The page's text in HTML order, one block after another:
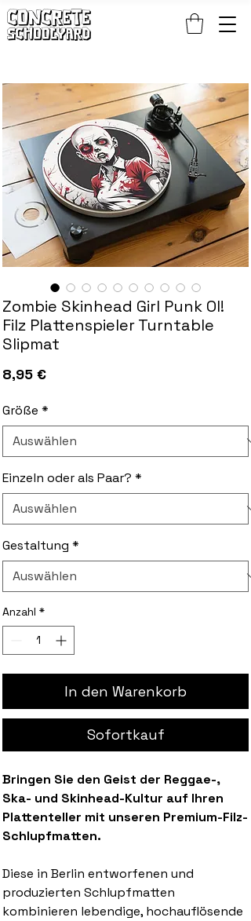
Zombie Skinhead Girl Punk OI!
Filz Plattenspieler Turntable
Slipmat
8,95 €Preis
Größe *
Einzeln oder als Paar? *
Gestaltung *
Anzahl *
In den Warenkorb
Sofortkauf
Bringen Sie den Geist der Reggae-,
Ska- und Skinhead-Kultur auf Ihren
Plattenteller mit unseren Premium-Filz-
Schlupfmatten.
Diese in Berlin entworfenen und
produzierten Schlupfmatten
kombinieren lebendige, hochauflösende